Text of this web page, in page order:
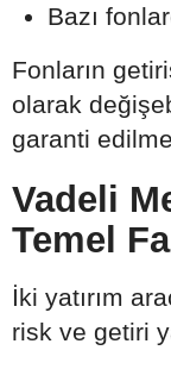
Bazı
Fonların
olarak
garanti
Vadeli
Temel
İki yatırım
risk ve getiri